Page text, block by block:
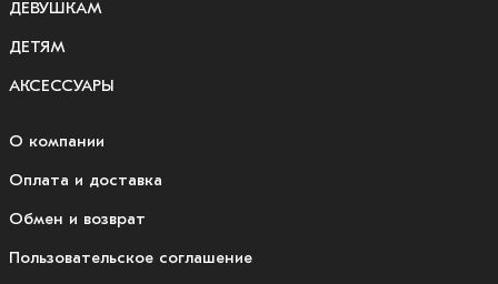
ДЕВУШКАМ
ДЕТЯМ
АКСЕССУАРЫ
О компании
Оплата и доставка
Обмен и возврат
Пользовательское соглашение